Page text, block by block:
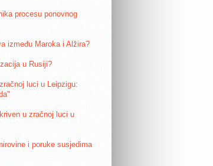
procesu ponovnog
između Maroka i Alžira?
u Rusiji?
luci u Leipzigu:
u zračnoj luci u
i poruke susjedima